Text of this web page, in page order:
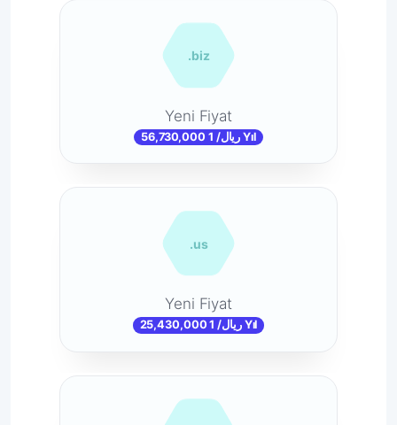
.biz
Yeni Fiyat
56,730,000 ریال/ 1 Yıl
.us
Yeni Fiyat
25,430,000 ریال/ 1 Yıl